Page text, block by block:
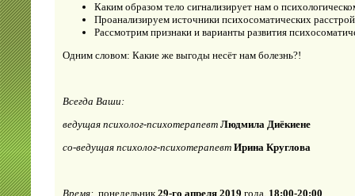
Каким образом тело сигнализирует нам о
Проанализируем источники психосоматических
Рассмотрим признаки и варианты развития
Одним словом: Какие же выгоды несёт нам болезнь?!
Всегда Ваши:
ведущая психолог-психотерапевт Людмила Диёкиене
со-ведущая психолог-психотерапевт Ирина Круглова
Время: понедельник 29-го апреля 2019 года, 18:00-20:00